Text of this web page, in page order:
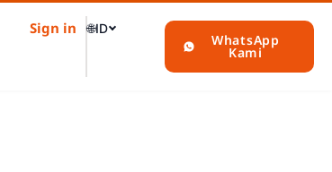
Sign in 🌐ID
WhatsApp
Kami